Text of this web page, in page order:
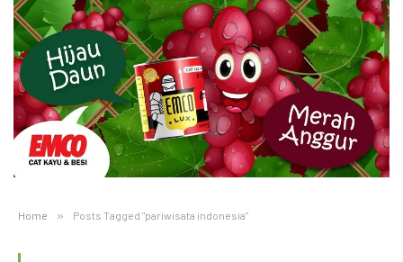
Home » Posts Tagged "pariwisata indonesia"